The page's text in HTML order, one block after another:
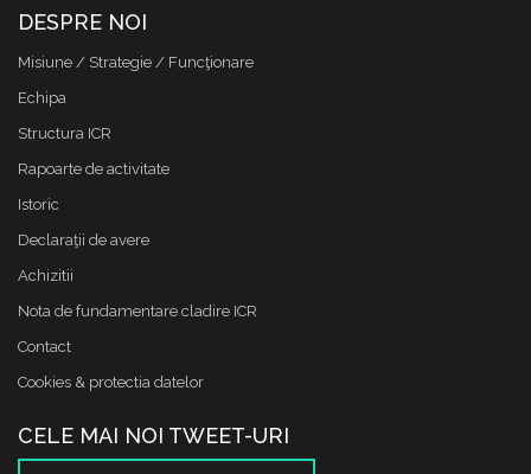
DESPRE NOI
Misiune / Strategie / Funcţionare
Echipa
Structura ICR
Rapoarte de activitate
Istoric
Declaraţii de avere
Achizitii
Nota de fundamentare cladire ICR
Contact
Cookies & protectia datelor
CELE MAI NOI TWEET-URI